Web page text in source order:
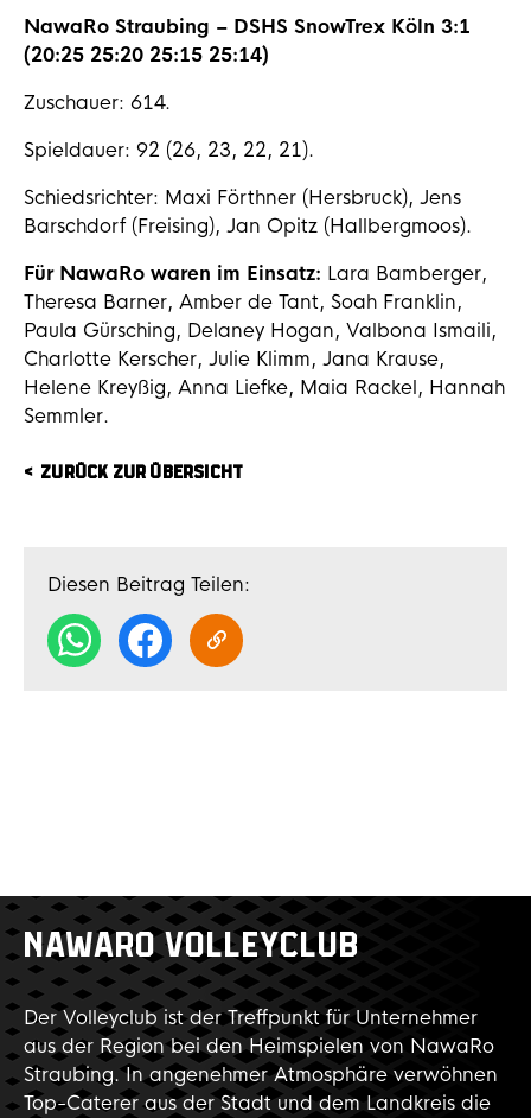
NawaRo Straubing – DSHS SnowTrex Köln 3:1
(20:25 25:20 25:15 25:14)
Zuschauer: 614.
Spieldauer: 92 (26, 23, 22, 21).
Schiedsrichter: Maxi Förthner (Hersbruck), Jens
Barschdorf (Freising), Jan Opitz (Hallbergmoos).
Für NawaRo waren im Einsatz: Lara Bamberger,
Theresa Barner, Amber de Tant, Soah Franklin,
Paula Gürsching, Delaney Hogan, Valbona Ismaili,
Charlotte Kerscher, Julie Klimm, Jana Krause,
Helene Kreyßig, Anna Liefke, Maia Rackel, Hannah
Semmler.
ZURÜCK ZUR ÜBERSICHT
Diesen Beitrag Teilen:
NAWARO VOLLEYCLUB
Der Volleyclub ist der Treffpunkt für Unternehmer
aus der Region bei den Heimspielen von NawaRo
Straubing. In angenehmer Atmosphäre verwöhnen
Top-Caterer aus der Stadt und dem Landkreis die